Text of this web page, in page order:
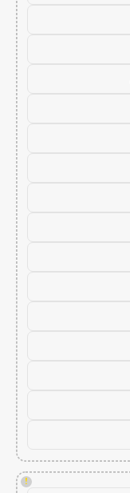
!